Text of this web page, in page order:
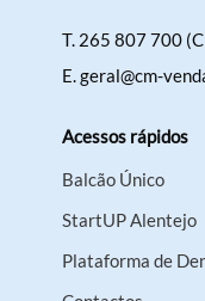
T. 265 807 700
E.geral@cm-
Acessos rápidos
Balcão Único
StartUP Alentejo
Plataforma de